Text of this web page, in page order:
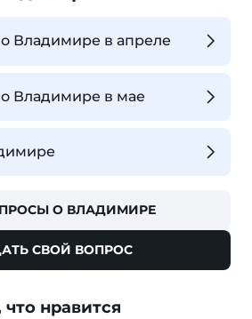
Владимире в апреле
Владимире в мае
О ВЛАДИМИРЕ
СВОЙ ВОПРОС
нравится